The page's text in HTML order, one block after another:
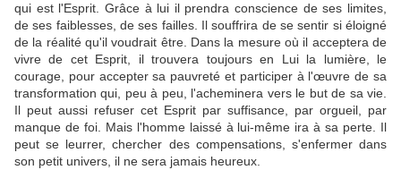
qui est l'Esprit. Grâce à lui il prendra conscience de ses limites,
de ses faiblesses, de ses failles. Il souffrira de se sentir si éloigné
de la réalité qu'il voudrait être. Dans la mesure où il acceptera de
vivre de cet Esprit, il trouvera toujours en Lui la lumière, le
courage, pour accepter sa pauvreté et participer à l'œuvre de sa
transformation qui, peu à peu, l'acheminera vers le but de sa vie.
Il peut aussi refuser cet Esprit par suffisance, par orgueil, par
manque de foi. Mais l'homme laissé à lui-même ira à sa perte. Il
peut se leurrer, chercher des compensations, s'enfermer dans
son petit univers, il ne sera jamais heureux.